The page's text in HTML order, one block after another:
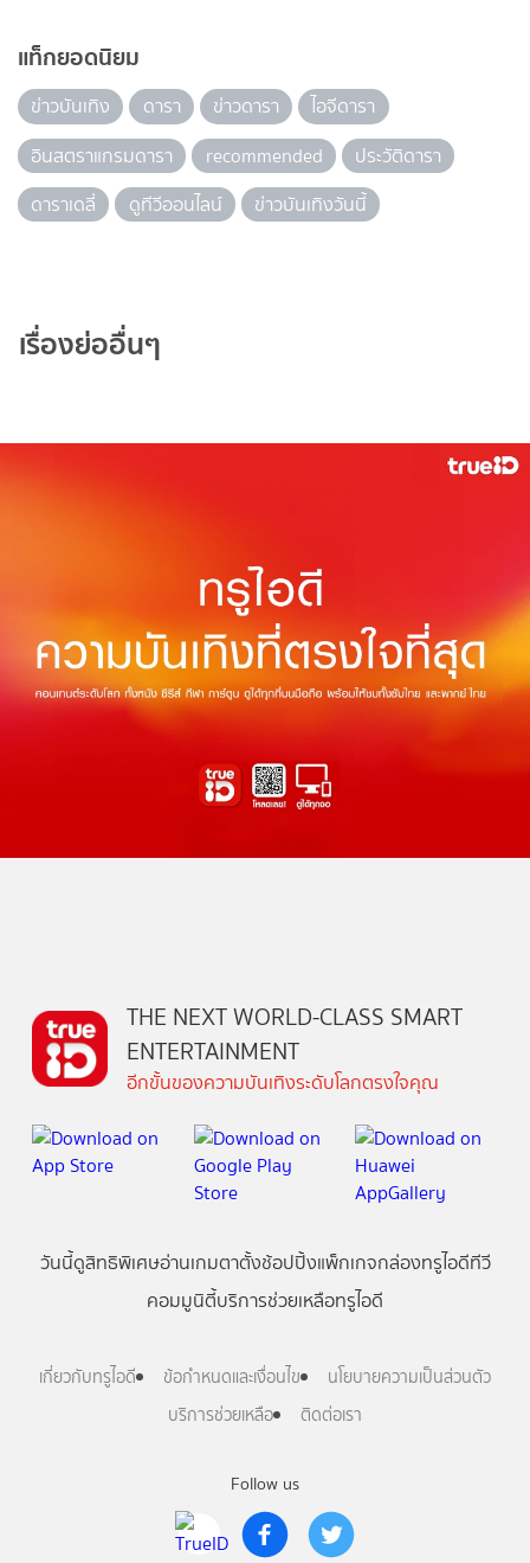
แท็กยอดนิยม
ข่าวบันเทิง ดารา ข่าวดารา
ไอจีดารา
อินสตราแกรมดารา
recommended
ประวัติดารา
ดาราเดลี่
ดูทีวีออนไลน์ ข่าวบันเทิงวันนี้
เรื่องย่ออื่นๆ
Follow us
THE NEXT WORLD-CLASS SMART
ENTERTAINMENT
อีกขั้นของความบันเทิงระดับโลกตรงใจคุณ
วันนี้ดูสิทธิพิเศษอ่านเกมตาตั้งช้อปปิ้งแพ็กเกจกล่องทรูไอดีทีวี
คอมมูนิตี้บริการช่วยเหลือทรูไอดี
เกี่ยวกับทรูไอดี ข้อกำหนดและเงื่อนไข
นโยบายความเป็นส่วนตัว
บริการช่วยเหลือ
ติดต่อเรา